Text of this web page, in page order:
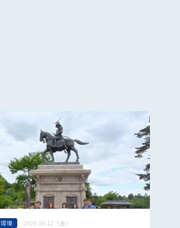
境
2026.06.12（金）